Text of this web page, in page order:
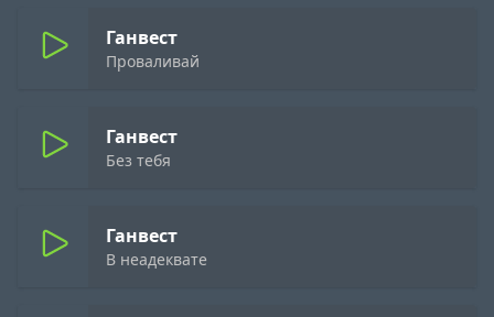
Ганвест
Проваливай
Ганвест
Без тебя
Ганвест
В неадеквате